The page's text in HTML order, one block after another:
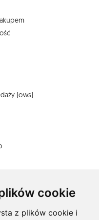
cookie
z plików cookie i
(ows)